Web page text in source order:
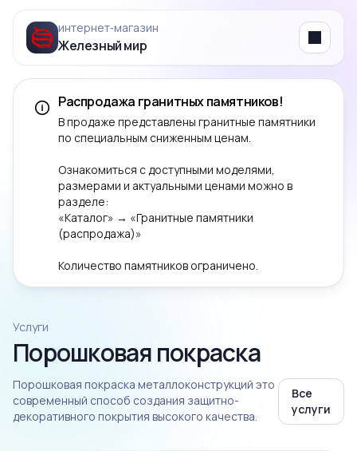
интернет‑магазин
Железный мир Menu
Распродажа гранитных памятников!
В продаже представлены гранитные памятники
по специальным сниженным ценам.
Ознакомиться с доступными моделями,
размерами и актуальными ценами можно в
разделе:
«Каталог» → «Гранитные памятники
(распродажа)»
Количество памятников ограничено.
Услуги
Порошковая покраска
Порошковая покраска металлоконструкций это
современный способ создания защитно-
декоративного покрытия высокого качества.
Все
услуги